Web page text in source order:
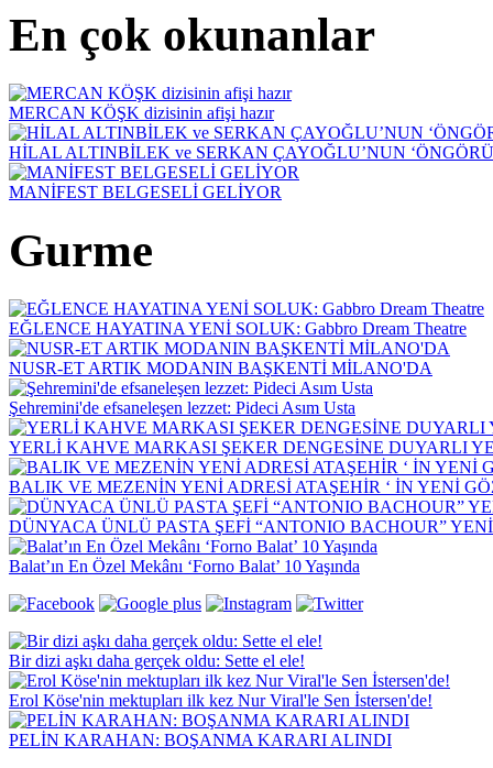
En çok okunanlar
MERCAN KÖŞK dizisinin afişi hazır
HİLAL ALTINBİLEK ve SERKAN ÇAYOĞLU’NUN
MANİFEST BELGESELİ GELİYOR
Gurme
EĞLENCE HAYATINA YENİ SOLUK: Gabbro Dream Theatre
NUSR-ET ARTIK MODANIN BAŞKENTİ MİLANO'DA
Şehremini'de efsaneleşen lezzet: Pideci Asım Usta
YERLİ KAHVE MARKASI ŞEKER DENGESİNE DUYARLI
BALIK VE MEZENİN YENİ ADRESİ ATAŞEHİR ‘ İN YENİ
DÜNYACA ÜNLÜ PASTA ŞEFİ “ANTONIO BACHOUR”
Balat’ın En Özel Mekânı ‘Forno Balat’ 10 Yaşında
Bir dizi aşkı daha gerçek oldu: Sette el ele!
Erol Köse'nin mektupları ilk kez Nur Viral'le Sen İstersen'de!
PELİN KARAHAN: BOŞANMA KARARI ALINDI